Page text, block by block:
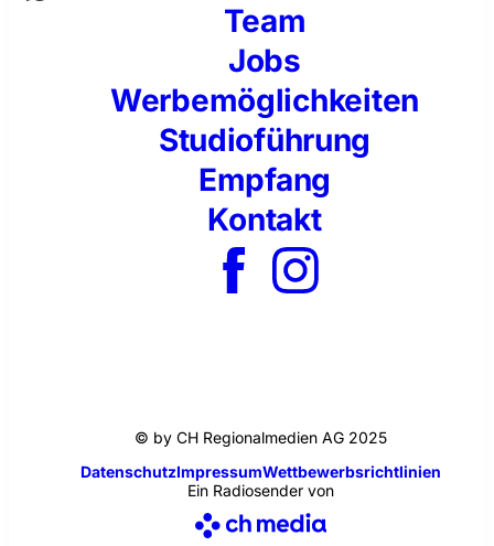
Team
Jobs
Werbemöglichkeiten
Studioführung
Empfang
Kontakt
© by CH Regionalmedien AG 2025
DatenschutzImpressumWettbewerbsrichtlinien
Ein Radiosender von